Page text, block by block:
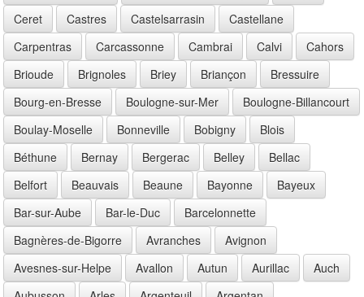
Ceret
Castres Castelsarrasin
Castellane
Carpentras
Carcassonne Cambrai Calvi
Cahors
Brioude
Brignoles Briey Briançon
Bressuire
Bourg-en-Bresse
Boulogne-sur-Mer
Boulogne-Billancourt
Boulay-Moselle
Bonneville Bobigny
Blois
Béthune
Bernay Bergerac Belley
Bellac
Belfort
Beauvais Beaune Bayonne
Bayeux
Bar-sur-Aube
Bar-le-Duc
Barcelonnette
Bagnères-de-Bigorre
Avranches
Avignon
Avesnes-sur-Helpe
Avallon Autun Aurillac
Auch